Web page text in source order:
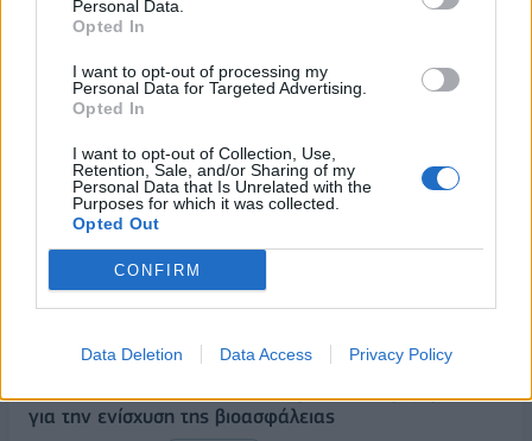
Personal Data.
Opted In
I want to opt-out of processing my
Personal Data for Targeted Advertising.
Opted In
I want to opt-out of Collection, Use,
Retention, Sale, and/or Sharing of my
Personal Data that Is Unrelated with the
Purposes for which it was collected.
Opted Out
CONFIRM
Data Deletion Data Access Privacy Policy
ΡΟΗ ΕΙΔΗΣΕΩΝ
για την ενίσχυση της βιοασφάλειας